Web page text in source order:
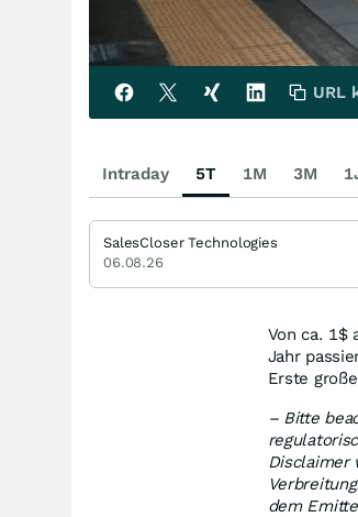
Von ca. 1$
Jahr
Erste
– Bitte
Disclaimer
dem
URL
Intraday 5T 1M 3M
SalesCloser Technologies
06.08.26